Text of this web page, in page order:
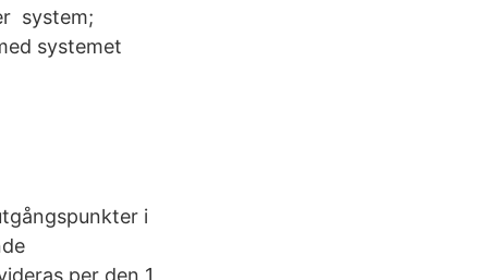
system;
systemet
i
per den 1